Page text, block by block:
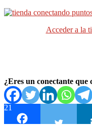
Acceder a la
¿Eres un conectante que
21